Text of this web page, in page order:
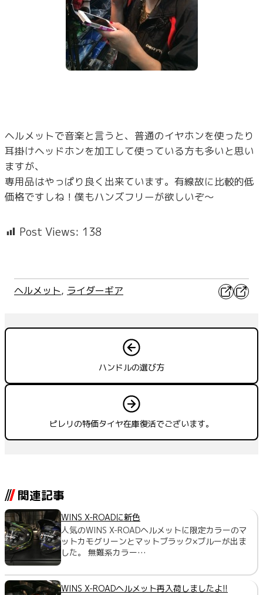
ヘルメットで音楽と言うと、普通のイヤホンを使ったり
耳掛けヘッドホンを加工して使っている方も多いと思い
ますが、
専用品はやっぱり良く出来ています。有線故に比較的低
価格ですしね！僕もハンズフリーが欲しいぞ～
Post Views: 138
ヘルメット, ライダーギア X
ハンドルの選び方
ピレリの特価タイヤ在庫復活でございます。
関連記事
WINS X-ROADに新色
人気のWINS X-ROADヘルメットに限定カラーのマ
ットカモグリーンとマットブラック×ブルーが出ま
した。 無難系カラー…
WINS X-ROADヘルメット再入荷しましたよ!!